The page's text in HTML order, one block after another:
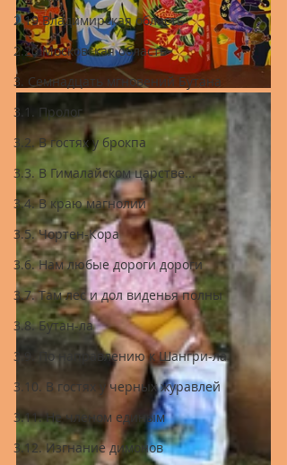
2.19 Владимирская область
2.20 Московская область
3. Семнадцать мгновений Бутана
3.1. Пролог
3.2. В гостях у брокпа
3.3. В Гималайском царстве...
3.4. В краю магнолий
3.5. Чортен-Кора
3.6. Нам любые дороги дороги
3.7. Там лес и дол виденья полны
3.8. Бутан-ла
3.9. По направлению к Шангри-ла
3.10. В гостях у черных журавлей
3.11. Не членом единым
3.12. Изгнание димонов